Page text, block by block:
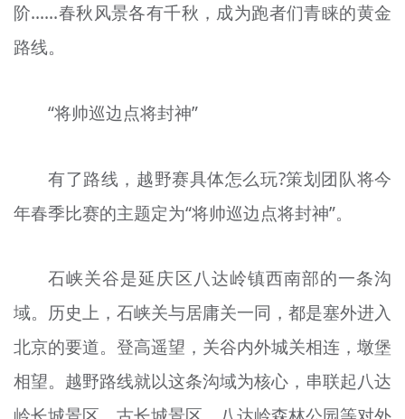
阶……春秋风景各有千秋，成为跑者们青睐的黄金
路线。
“将帅巡边点将封神”
有了路线，越野赛具体怎么玩?策划团队将今
年春季比赛的主题定为“将帅巡边点将封神”。
石峡关谷是延庆区八达岭镇西南部的一条沟
域。历史上，石峡关与居庸关一同，都是塞外进入
北京的要道。登高遥望，关谷内外城关相连，墩堡
相望。越野路线就以这条沟域为核心，串联起八达